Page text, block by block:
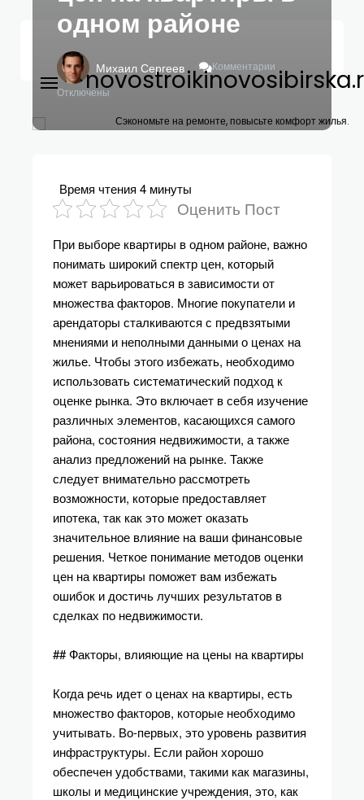
Сэкономьте на ремонте, повысьте комфорт жилья.
одном районе
Михаил Сергеев Комментарии
Записи
Как
Широкий
Одном
Отключены
Время чтения 4 минуты
Оценить Пост
При выборе квартиры в одном районе, важно
понимать широкий спектр цен, который
может варьироваться в зависимости от
множества факторов. Многие покупатели и
арендаторы сталкиваются с предвзятыми
мнениями и неполными данными о ценах на
жилье. Чтобы этого избежать, необходимо
использовать систематический подход к
оценке рынка. Это включает в себя изучение
различных элементов, касающихся самого
района, состояния недвижимости, а также
анализ предложений на рынке. Также
следует внимательно рассмотреть
возможности, которые предоставляет
ипотека, так как это может оказать
значительное влияние на ваши финансовые
решения. Четкое понимание методов оценки
цен на квартиры поможет вам избежать
ошибок и достичь лучших результатов в
сделках по недвижимости.
## Факторы, влияющие на цены на квартиры
Когда речь идет о ценах на квартиры, есть
множество факторов, которые необходимо
учитывать. Во-первых, это уровень развития
инфраструктуры. Если район хорошо
обеспечен удобствами, такими как магазины,
школы и медицинские учреждения, это, как